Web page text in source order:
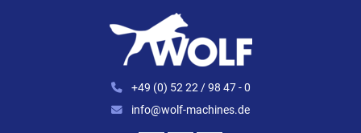
+49 (0) 52 22 / 98 47 - 0
info@wolf-machines.de